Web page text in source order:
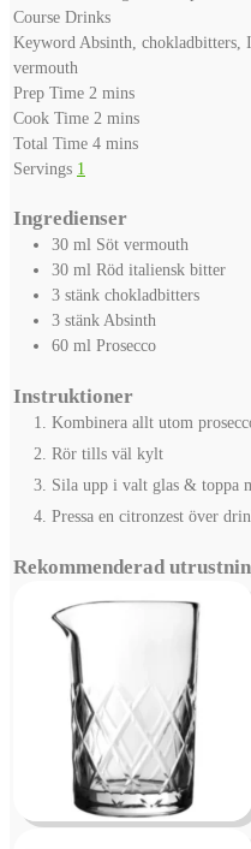
Course Drinks
Keyword Absinth, chokladbitters,
vermouth
Prep Time 2 minutes
mins
Cook Time 2 minutes
mins
Total Time 4minutes
mins
Servings 1
Ingredienser
30 ml Söt vermouth
30 ml Röd italiensk bitter
3 stänk chokladbitters
3 stänkAbsinth
60 ml Prosecco
Instruktioner
Kombinera allt utom
Rör tills väl kylt
Sila upp i valt glas & toppa
Pressa en citronzest över
Rekommenderad